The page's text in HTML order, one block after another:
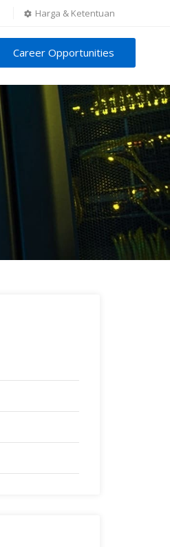
Harga & Ketentuan
Career Opportunities